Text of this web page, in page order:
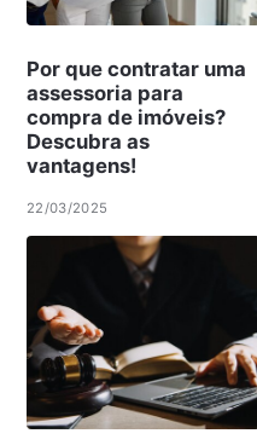
Por que contratar uma
assessoria para
compra de imóveis?
Descubra as
vantagens!
22/03/2025